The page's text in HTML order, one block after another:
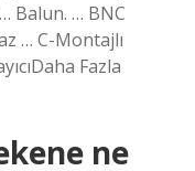
Balun. … BNC
… C-Montajlı
Fazla
ne